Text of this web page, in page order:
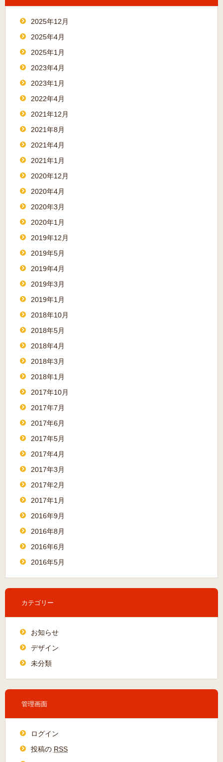
2025年12月
2025年4月
2025年1月
2023年4月
2023年1月
2022年4月
2021年12月
2021年8月
2021年4月
2021年1月
2020年12月
2020年4月
2020年3月
2020年1月
2019年12月
2019年5月
2019年4月
2019年3月
2019年1月
2018年10月
2018年5月
2018年4月
2018年3月
2018年1月
2017年10月
2017年7月
2017年6月
2017年5月
2017年4月
2017年3月
2017年2月
2017年1月
2016年9月
2016年8月
2016年6月
2016年5月
カテゴリー
お知らせ
デザイン
未分類
管理画面
ログイン
投稿の RSS